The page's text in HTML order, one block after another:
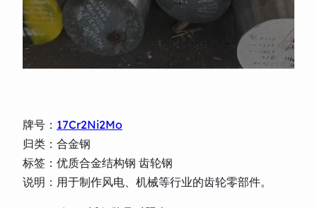
牌号： 17Cr2Ni2Mo
归类：合金钢
标签：优质合金结构钢 齿轮钢
说明：用于制作风电、机械等行业的齿轮零部件。